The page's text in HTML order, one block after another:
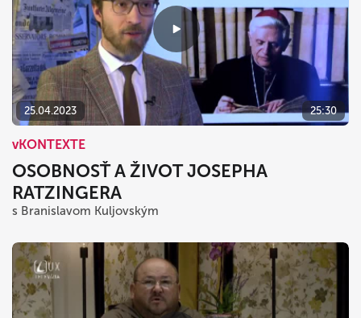
25.04.2023 25:30
vKONTEXTE
OSOBNOSŤ A ŽIVOT JOSEPHA
RATZINGERA
s Branislavom Kuljovským